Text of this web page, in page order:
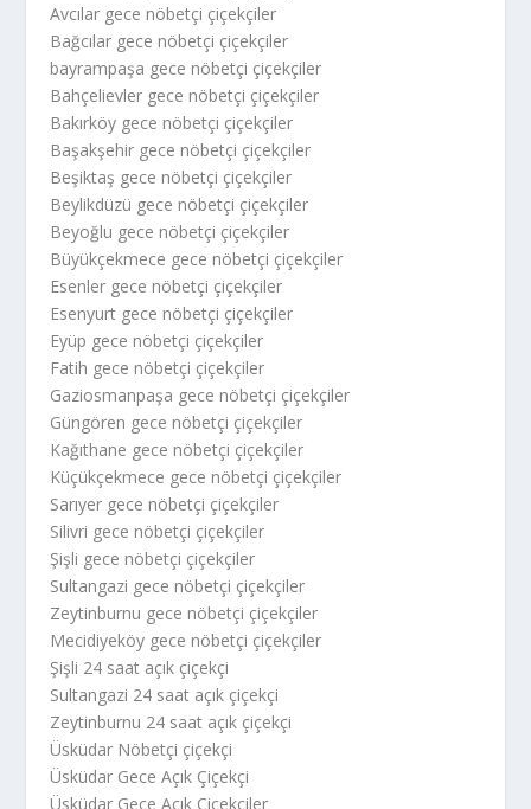
Avcılar gece nöbetçi çiçekçiler
Bağcılar gece nöbetçi çiçekçiler
bayrampaşa gece nöbetçi çiçekçiler
Bahçelievler gece nöbetçi çiçekçiler
Bakırköy gece nöbetçi çiçekçiler
Başakşehir gece nöbetçi çiçekçiler
Beşiktaş gece nöbetçi çiçekçiler
Beylikdüzü gece nöbetçi çiçekçiler
Beyoğlu gece nöbetçi çiçekçiler
Büyükçekmece gece nöbetçi çiçekçiler
Esenler gece nöbetçi çiçekçiler
Esenyurt gece nöbetçi çiçekçiler
Eyüp gece nöbetçi çiçekçiler
Fatih gece nöbetçi çiçekçiler
Gaziosmanpaşa gece nöbetçi çiçekçiler
Güngören gece nöbetçi çiçekçiler
Kağıthane gece nöbetçi çiçekçiler
Küçükçekmece gece nöbetçi çiçekçiler
Sarıyer gece nöbetçi çiçekçiler
Silivri gece nöbetçi çiçekçiler
Şişli gece nöbetçi çiçekçiler
Sultangazi gece nöbetçi çiçekçiler
Zeytinburnu gece nöbetçi çiçekçiler
Mecidiyeköy gece nöbetçi çiçekçiler
Şişli 24 saat açık çiçekçi
Sultangazi 24 saat açık çiçekçi
Zeytinburnu 24 saat açık çiçekçi
Üsküdar Nöbetçi çiçekçi
Üsküdar Gece Açık Çiçekçi
Üsküdar Gece Açık Çiçekçiler